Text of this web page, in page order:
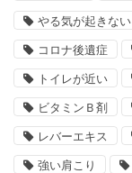
やる気が起きない
コロナ後遺症
トイレが近い
ビタミンＢ剤
レバーエキス
強い肩こり